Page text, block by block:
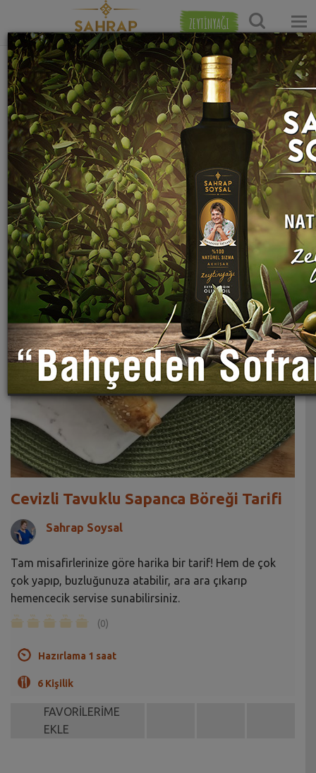
ZEYTİNYAĞI
Ana Sayfa Hamur İşi Tarifleri Börek Tarifleri
Cevizli Tavuklu Sapanca Böreği Tarifi
Sahrap Soysal
Tam misafirlerinize göre harika bir tarif! Hem de çok
çok yapıp, buzluğunuza atabilir, ara ara çıkarıp
hemencecik servise sunabilirsiniz.
(0)
Hazırlama 1 saat
6 Kişilik
FAVORİLERİME
EKLE